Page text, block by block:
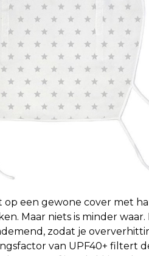
op een gewone cover met
Maar niets is minder
zodat je
van UPF40+ filtert